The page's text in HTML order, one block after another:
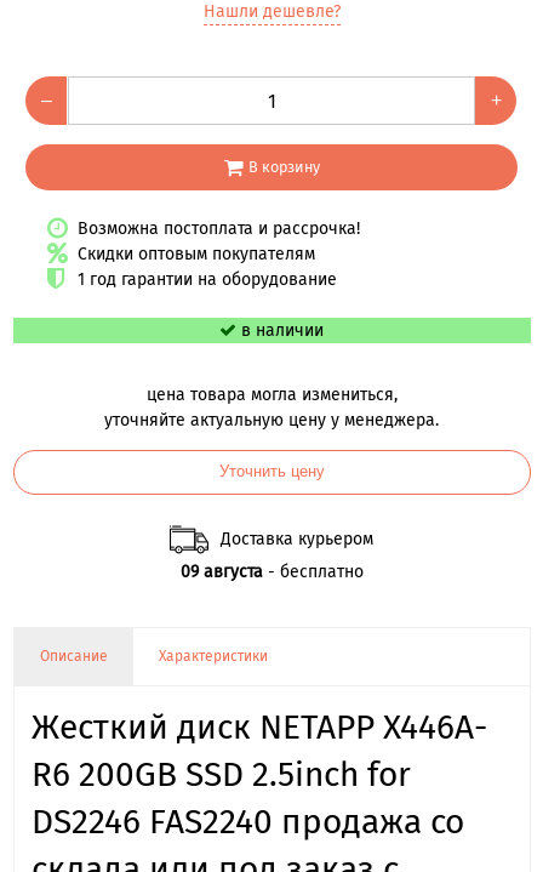
Нашли дешевле?
– +
В корзину
Возможна постоплата и рассрочка!
Скидки оптовым покупателям
1 год гарантии на оборудование
в наличии
цена товара могла измениться,
уточняйте актуальную цену у менеджера.
Уточнить цену
Доставка курьером
09 августа- бесплатно
Описание Характеристики
Жесткий диск NETAPP X446A-
R6 200GB SSD 2.5inch for
DS2246 FAS2240 продажа со